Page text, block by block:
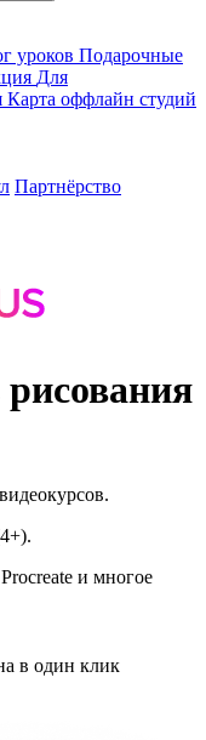
уроков Подарочные
Для
Карта оффлайн студий
Партнёрство
рисования
и многое
в один клик